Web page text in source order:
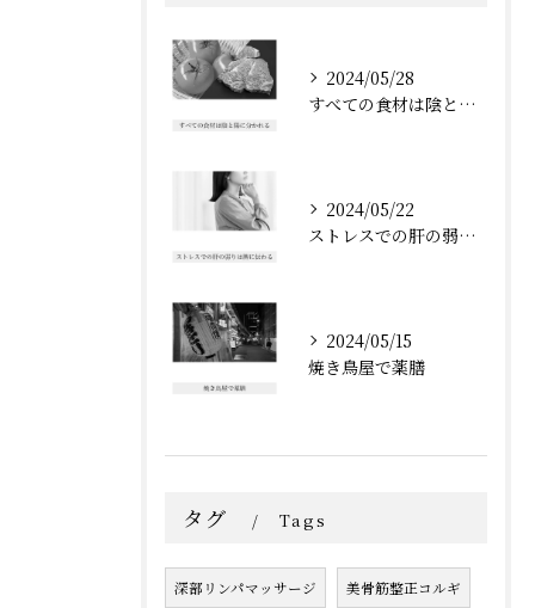
2024/05/28
すべての食材は陰と陽に分かれる
2024/05/22
ストレスでの肝の弱りは脾に伝わる
2024/05/15
焼き鳥屋で薬膳
タグ Tags
深部リンパマッサージ 美骨筋整正コルギ